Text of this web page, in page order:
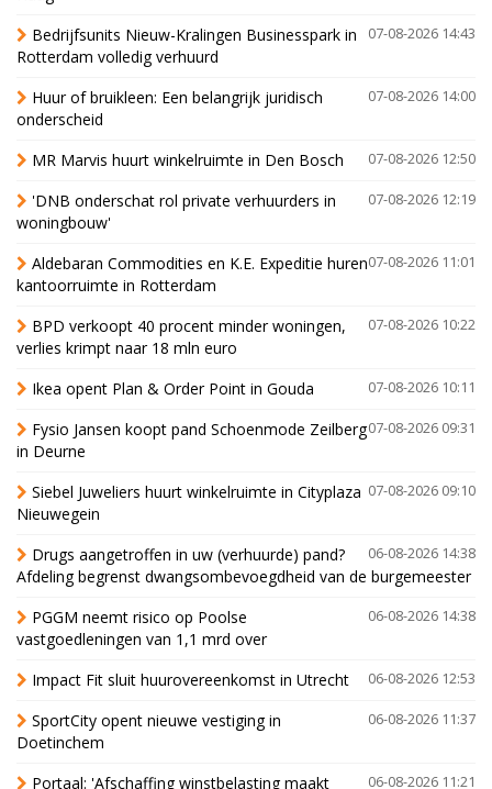
07-08-2026 14:43
Bedrijfsunits Nieuw-Kralingen Businesspark in
Rotterdam volledig verhuurd
07-08-2026 14:00
Huur of bruikleen: Een belangrijk juridisch
onderscheid
07-08-2026 12:50
MR Marvis huurt winkelruimte in Den Bosch
07-08-2026 12:19
'DNB onderschat rol private verhuurders in
woningbouw'
07-08-2026 11:01
Aldebaran Commodities en K.E. Expeditie huren
kantoorruimte in Rotterdam
07-08-2026 10:22
BPD verkoopt 40 procent minder woningen,
verlies krimpt naar 18 mln euro
07-08-2026 10:11
Ikea opent Plan & Order Point in Gouda
07-08-2026 09:31
Fysio Jansen koopt pand Schoenmode Zeilberg
in Deurne
07-08-2026 09:10
Siebel Juweliers huurt winkelruimte in Cityplaza
Nieuwegein
06-08-2026 14:38
Drugs aangetroffen in uw (verhuurde) pand?
Afdeling begrenst dwangsombevoegdheid van de burgemeester
06-08-2026 14:38
PGGM neemt risico op Poolse
vastgoedleningen van 1,1 mrd over
06-08-2026 12:53
Impact Fit sluit huurovereenkomst in Utrecht
06-08-2026 11:37
SportCity opent nieuwe vestiging in
Doetinchem
06-08-2026 11:21
Portaal: 'Afschaffing winstbelasting maakt